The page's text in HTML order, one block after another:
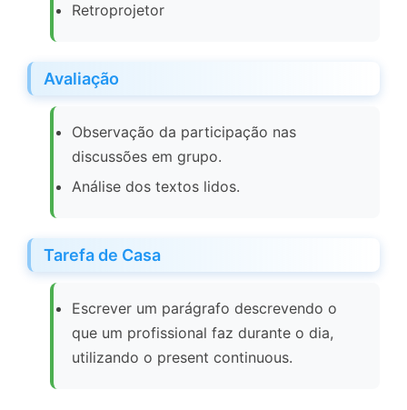
Retroprojetor
Avaliação
Observação da participação nas
discussões em grupo.
Análise dos textos lidos.
Tarefa de Casa
Escrever um parágrafo descrevendo o
que um profissional faz durante o dia,
utilizando o present continuous.